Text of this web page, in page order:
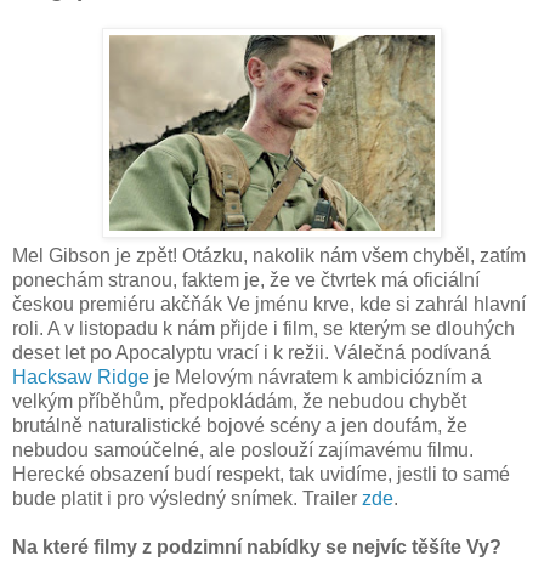
Mel Gibson je zpět! Otázku, nakolik nám všem chyběl, zatím
ponechám stranou, faktem je, že ve čtvrtek má oficiální
českou premiéru akčňák Ve jménu krve, kde si zahrál hlavní
roli. A v listopadu k nám přijde i film, se kterým se dlouhých
deset let po Apocalyptu vrací i k režii. Válečná podívaná
Hacksaw Ridge je Melovým návratem k ambiciózním a
velkým příběhům, předpokládám, že nebudou chybět
brutálně naturalistické bojové scény a jen doufám, že
nebudou samoúčelné, ale poslouží zajímavému filmu.
Herecké obsazení budí respekt, tak uvidíme, jestli to samé
bude platit i pro výsledný snímek. Trailer zde.
Na které filmy z podzimní nabídky se nejvíc těšíte Vy?